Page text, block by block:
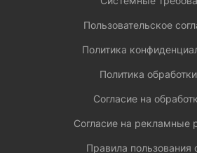
Пользовательское
Политика
Политика
Согласие на
Согласие на рекламные
Правила пользования